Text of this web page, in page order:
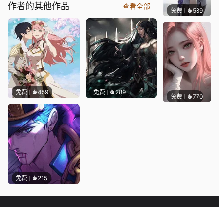
作者的其他作品 查看全部
免费 459 免费 289
免费 215
免费 589渔小小
免费 770好看